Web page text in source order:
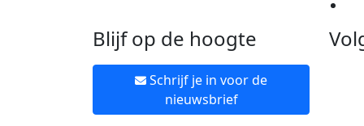
Blijf op de hoogte
Schrijf je in voor de
nieuwsbrief